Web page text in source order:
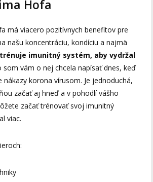
Hofa
má viacero pozitívnych benefitov pre
našu koncentráciu, kondíciu a najmä
imunitný systém, aby vydržal
som vám o nej chcela napísať dnes, keď
nákazy korona vírusom. Je jednoduchá,
začať aj hneď a v pohodlí vášho
začať trénovať svoj imunitný
viac.